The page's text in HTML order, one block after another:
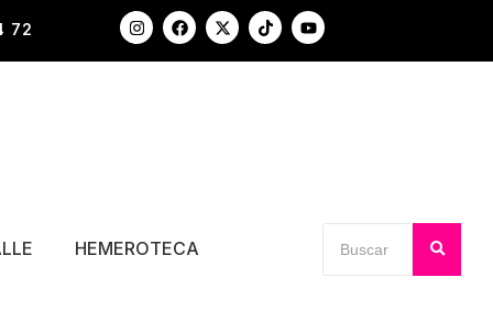
72
HEMEROTECA